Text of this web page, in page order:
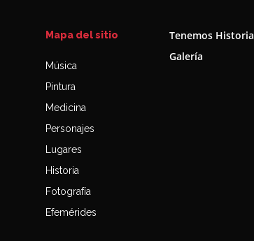
Mapa del sitio
Música
Pintura
Medicina
Personajes
Lugares
Historia
Fotografía
Efemérides
Tenemos Historia
Galería